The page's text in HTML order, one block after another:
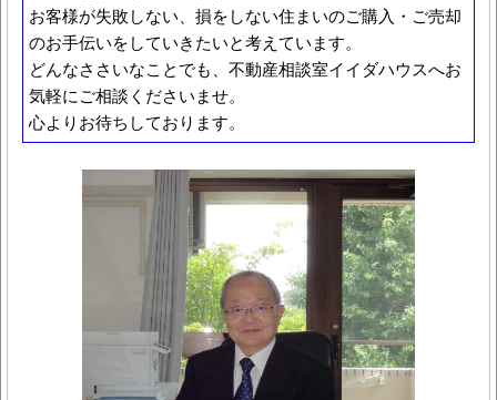
お客様が失敗しない、損をしない住まいのご購入・ご売却
のお手伝いをしていきたいと考えています。
どんなささいなことでも、不動産相談室イイダハウスへお
気軽にご相談くださいませ。
心よりお待ちしております。